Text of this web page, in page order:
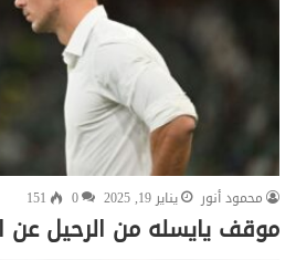
محمود أنور
يناير 19, 2025 0
151
موقف يايسله من الرحيل عن